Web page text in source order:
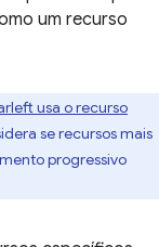
um recurso
usa o recurso
se recursos mais
progressivo